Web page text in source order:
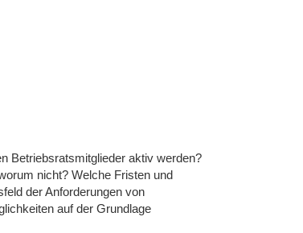
Betriebsratsmitglieder aktiv werden?
nicht? Welche Fristen und
der Anforderungen von
auf der Grundlage